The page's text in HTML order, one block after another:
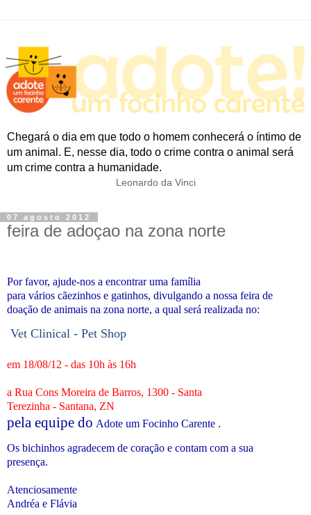
Chegará o dia em que todo o homem conhecerá o íntimo de
um animal. E, nesse dia, todo o crime contra o animal será
um crime contra a humanidade.
Leonardo da Vinci
07 agosto 2012
feira de adoçao na zona norte
Por favor, ajude-nos a encontrar uma família
para vários cãezinhos e gatinhos, divulgando a nossa feira de
doação de animais na zona norte, a qual será realizada no:
Vet Clinical - Pet Shop
em 18/08/12 - das 10h às 16h
a Rua Cons Moreira de Barros, 1300 - Santa
Terezinha - Santana, ZN
pela equipe do Adote um Focinho Carente .
Os bichinhos agradecem de coração e contam com a sua
presença.
Atenciosamente
Andréa e Flávia